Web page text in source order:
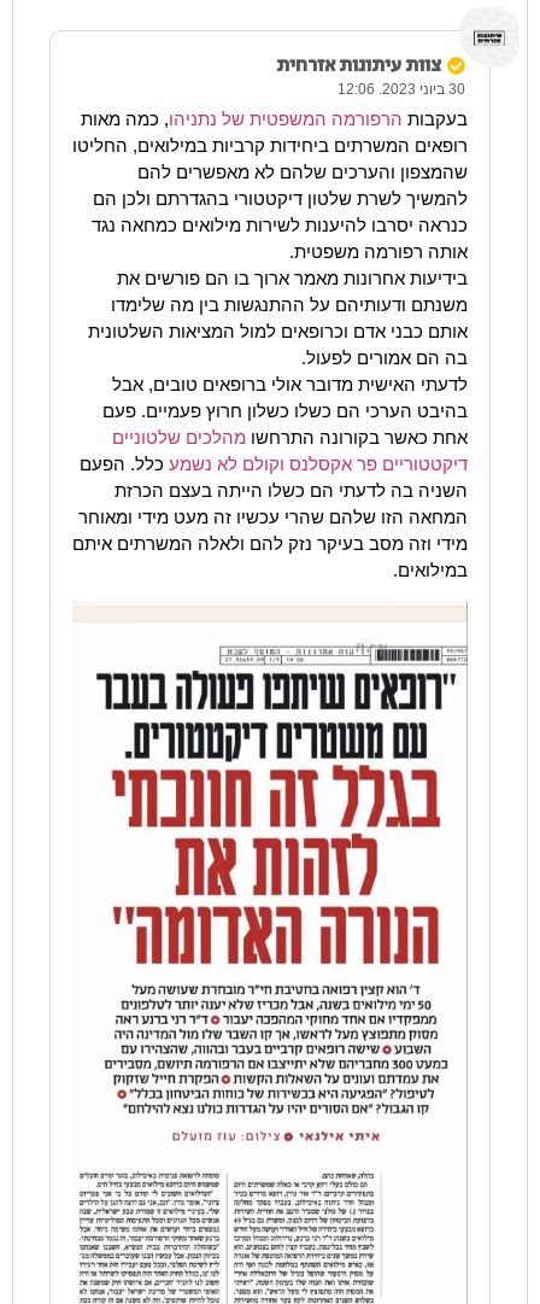
צוות עיתונות אזרחית
30 ביוני 2023. 12:06
בעקבות הרפורמה המשפטית של נתניהו, כמה מאות
רופאים המשרתים ביחידות קרביות במילואים, החליטו
שהמצפון והערכים שלהם לא מאפשרים להם
להמשיך לשרת שלטון דיקטטורי בהגדרתם ולכן הם
כנראה יסרבו להיענות לשירות מילואים כמחאה נגד
אותה רפורמה משפטית.
בידיעות אחרונות מאמר ארוך בו הם פורשים את
משנתם ודעותיהם על ההתנגשות בין מה שלימדו
אותם כבני אדם וכרופאים למול המציאות השלטונית
בה הם אמורים לפעול.
לדעתי האישית מדובר אולי ברופאים טובים, אבל
בהיבט הערכי הם כשלו כשלון חרוץ פעמיים. פעם
אחת כאשר בקורונה התרחשו מהלכים שלטוניים
דיקטטוריים פר אקסלנס וקולם לא נשמע כלל. הפעם
השניה בה לדעתי הם כשלו הייתה בעצם הכרזת
המחאה הזו שלהם שהרי עכשיו זה מעט מידי ומאוחר
מידי וזה מסב בעיקר נזק להם ולאלה המשרתים איתם
במילואים.